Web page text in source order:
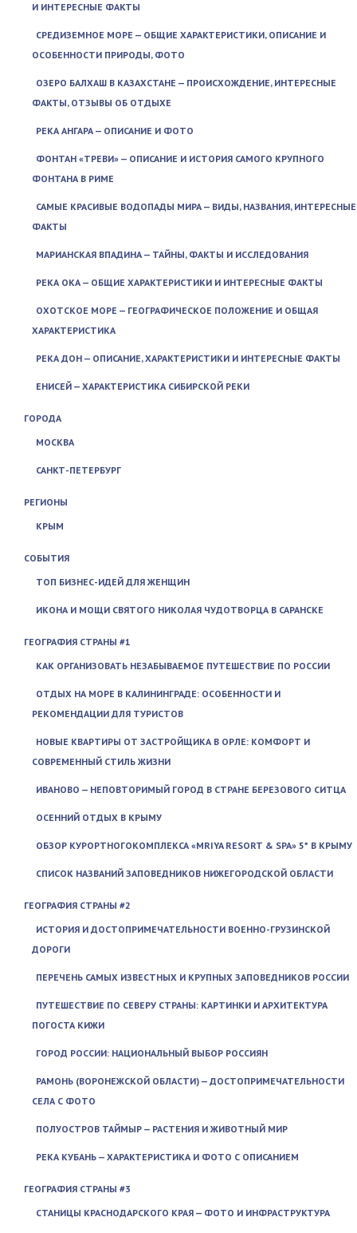
И ИНТЕРЕСНЫЕ ФАКТЫ
СРЕДИЗЕМНОЕ МОРЕ — ОБЩИЕ ХАРАКТЕРИСТИКИ, ОПИСАНИЕ И
ОСОБЕННОСТИ ПРИРОДЫ, ФОТО
ОЗЕРО БАЛХАШ В КАЗАХСТАНЕ — ПРОИСХОЖДЕНИЕ, ИНТЕРЕСНЫЕ
ФАКТЫ, ОТЗЫВЫ ОБ ОТДЫХЕ
РЕКА АНГАРА — ОПИСАНИЕ И ФОТО
ФОНТАН «ТРЕВИ» — ОПИСАНИЕ И ИСТОРИЯ САМОГО КРУПНОГО
ФОНТАНА В РИМЕ
САМЫЕ КРАСИВЫЕ ВОДОПАДЫ МИРА — ВИДЫ, НАЗВАНИЯ, ИНТЕРЕСНЫЕ
ФАКТЫ
МАРИАНСКАЯ ВПАДИНА — ТАЙНЫ, ФАКТЫ И ИССЛЕДОВАНИЯ
РЕКА ОКА — ОБЩИЕ ХАРАКТЕРИСТИКИ И ИНТЕРЕСНЫЕ ФАКТЫ
ОХОТСКОЕ МОРЕ — ГЕОГРАФИЧЕСКОЕ ПОЛОЖЕНИЕ И ОБЩАЯ
ХАРАКТЕРИСТИКА
РЕКА ДОН — ОПИСАНИЕ, ХАРАКТЕРИСТИКИ И ИНТЕРЕСНЫЕ ФАКТЫ
ЕНИСЕЙ — ХАРАКТЕРИСТИКА СИБИРСКОЙ РЕКИ
ГОРОДА
МОСКВА
САНКТ-ПЕТЕРБУРГ
РЕГИОНЫ
КРЫМ
СОБЫТИЯ
ТОП БИЗНЕС-ИДЕЙ ДЛЯ ЖЕНЩИН
ИКОНА И МОЩИ СВЯТОГО НИКОЛАЯ ЧУДОТВОРЦА В САРАНСКЕ
ГЕОГРАФИЯ СТРАНЫ #1
КАК ОРГАНИЗОВАТЬ НЕЗАБЫВАЕМОЕ ПУТЕШЕСТВИЕ ПО РОССИИ
ОТДЫХ НА МОРЕ В КАЛИНИНГРАДЕ: ОСОБЕННОСТИ И
РЕКОМЕНДАЦИИ ДЛЯ ТУРИСТОВ
НОВЫЕ КВАРТИРЫ ОТ ЗАСТРОЙЩИКА В ОРЛЕ: КОМФОРТ И
СОВРЕМЕННЫЙ СТИЛЬ ЖИЗНИ
ИВАНОВО — НЕПОВТОРИМЫЙ ГОРОД В СТРАНЕ БЕРЕЗОВОГО СИТЦА
ОСЕННИЙ ОТДЫХ В КРЫМУ
ОБЗОР КУРОРТНОГОКОМПЛЕКСА «MRIYA RESORT & SPA» 5* В КРЫМУ
СПИСОК НАЗВАНИЙ ЗАПОВЕДНИКОВ НИЖЕГОРОДСКОЙ ОБЛАСТИ
ГЕОГРАФИЯ СТРАНЫ #2
ИСТОРИЯ И ДОСТОПРИМЕЧАТЕЛЬНОСТИ ВОЕННО-ГРУЗИНСКОЙ
ДОРОГИ
ПЕРЕЧЕНЬ САМЫХ ИЗВЕСТНЫХ И КРУПНЫХ ЗАПОВЕДНИКОВ РОССИИ
ПУТЕШЕСТВИЕ ПО СЕВЕРУ СТРАНЫ: КАРТИНКИ И АРХИТЕКТУРА
ПОГОСТА КИЖИ
ГОРОД РОССИИ: НАЦИОНАЛЬНЫЙ ВЫБОР РОССИЯН
РАМОНЬ (ВОРОНЕЖСКОЙ ОБЛАСТИ) — ДОСТОПРИМЕЧАТЕЛЬНОСТИ
СЕЛА С ФОТО
ПОЛУОСТРОВ ТАЙМЫР — РАСТЕНИЯ И ЖИВОТНЫЙ МИР
РЕКА КУБАНЬ — ХАРАКТЕРИСТИКА И ФОТО С ОПИСАНИЕМ
ГЕОГРАФИЯ СТРАНЫ #3
СТАНИЦЫ КРАСНОДАРСКОГО КРАЯ — ФОТО И ИНФРАСТРУКТУРА